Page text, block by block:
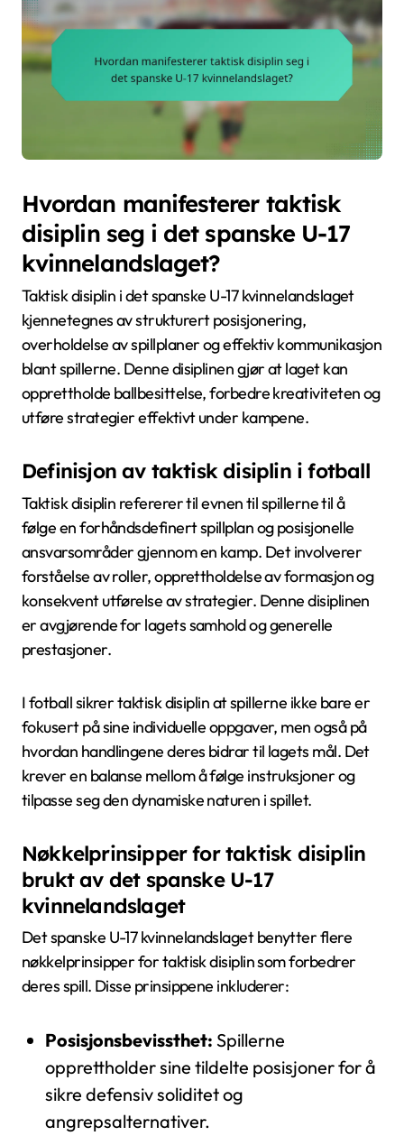
Hvordan manifesterer taktisk
disiplin seg i det spanske U-17
kvinnelandslaget?
Taktisk disiplin i det spanske U-17 kvinnelandslaget
kjennetegnes av strukturert posisjonering,
overholdelse av spillplaner og effektiv kommunikasjon
blant spillerne. Denne disiplinen gjør at laget kan
opprettholde ballbesittelse, forbedre kreativiteten og
utføre strategier effektivt under kampene.
Definisjon av taktisk disiplin i fotball
Taktisk disiplin refererer til evnen til spillerne til å
følge en forhåndsdefinert spillplan og posisjonelle
ansvarsområder gjennom en kamp. Det involverer
forståelse av roller, opprettholdelse av formasjon og
konsekvent utførelse av strategier. Denne disiplinen
er avgjørende for lagets samhold og generelle
prestasjoner.
I fotball sikrer taktisk disiplin at spillerne ikke bare er
fokusert på sine individuelle oppgaver, men også på
hvordan handlingene deres bidrar til lagets mål. Det
krever en balanse mellom å følge instruksjoner og
tilpasse seg den dynamiske naturen i spillet.
Nøkkelprinsipper for taktisk disiplin
brukt av det spanske U-17
kvinnelandslaget
Det spanske U-17 kvinnelandslaget benytter flere
nøkkelprinsipper for taktisk disiplin som forbedrer
deres spill. Disse prinsippene inkluderer:
Posisjonsbevissthet: Spillerne
opprettholder sine tildelte posisjoner for å
sikre defensiv soliditet og
angrepsalternativer.